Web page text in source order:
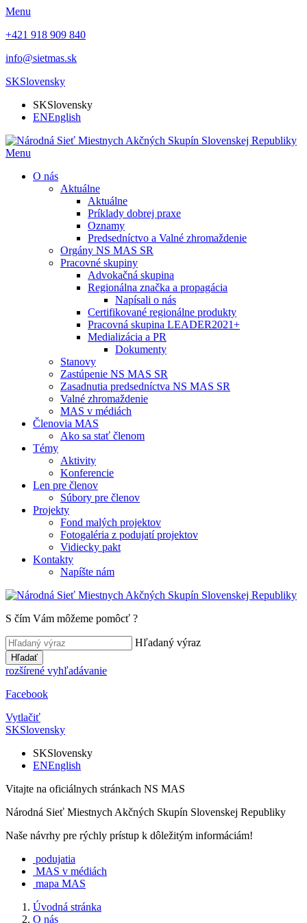
Menu
+421 918 909 840
info@sietmas.sk
SKSlovensky
SKSlovensky
ENEnglish
Menu
O nás
Aktuálne
Aktuálne
Príklady dobrej praxe
Oznamy
Predsedníctvo a Valné zhromaždenie
Orgány NS MAS SR
Pracovné skupiny
Advokačná skupina
Regionálna značka a propagácia
Napísali o nás
Certifikované regionálne produkty
Pracovná skupina LEADER2021+
Medializácia a PR
Dokumenty
Stanovy
Zastúpenie NS MAS SR
Zasadnutia predsedníctva NS MAS SR
Valné zhromaždenie
MAS v médiách
Členovia MAS
Ako sa stať členom
Témy
Aktivity
Konferencie
Len pre členov
Súbory pre členov
Projekty
Fond malých projektov
Fotogaléria z podujatí projektov
Vidiecky pakt
Kontakty
Napíšte nám
S čím Vám môžeme pomôcť ?
Hľadaný výraz
Hľadať
rozšírené vyhľadávanie
Facebook
Vytlačiť
SKSlovensky
SKSlovensky
ENEnglish
Vitajte na oficiálnych stránkach NS MAS
Národná Sieť Miestnych Akčných Skupín Slovenskej Republiky
Naše návrhy pre rýchly prístup k dôležitým informáciám!
podujatia
MAS v médiách
mapa MAS
Úvodná stránka
O nás